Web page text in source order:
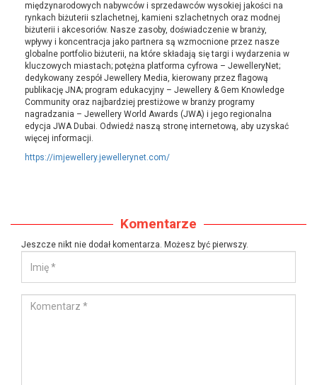
międzynarodowych nabywców i sprzedawców wysokiej jakości na
rynkach biżuterii szlachetnej, kamieni szlachetnych oraz modnej
biżuterii i akcesoriów. Nasze zasoby, doświadczenie w branży,
wpływy i koncentracja jako partnera są wzmocnione przez nasze
globalne portfolio biżuterii, na które składają się targi i wydarzenia w
kluczowych miastach; potężna platforma cyfrowa – JewelleryNet;
dedykowany zespół Jewellery Media, kierowany przez flagową
publikację JNA; program edukacyjny – Jewellery & Gem Knowledge
Community oraz najbardziej prestiżowe w branży programy
nagradzania – Jewellery World Awards (JWA) i jego regionalna
edycja JWA Dubai. Odwiedź naszą stronę internetową, aby uzyskać
więcej informacji.
https://imjewellery.jewellerynet.com/
Komentarze
Jeszcze nikt nie dodał komentarza. Możesz być pierwszy.